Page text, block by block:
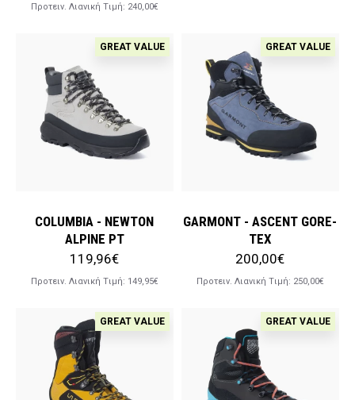
Προτειν. Λιανική Tιμή: 240,00€
GREAT VALUE
COLUMBIA - NEWTON
ALPINE PT
119,96€
Προτειν. Λιανική Tιμή: 149,95€
GREAT VALUE
GARMONT - ASCENT GORE-
TEX
200,00€
Προτειν. Λιανική Tιμή: 250,00€
GREAT VALUE GREAT VALUE